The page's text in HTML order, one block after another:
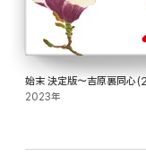
始末 決定版～吉原裏同心
2023年